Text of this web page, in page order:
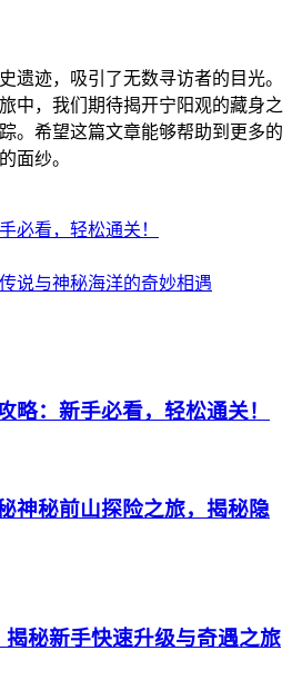
遗迹，吸引了无数寻访者的目光。
中，我们期待揭开宁阳观的藏身之
。希望这篇文章能够帮助到更多的
面纱。
必看，轻松通关！
说与神秘海洋的奇妙相遇
略：新手必看，轻松通关！
神秘前山探险之旅，揭秘隐
揭秘新手快速升级与奇遇之旅